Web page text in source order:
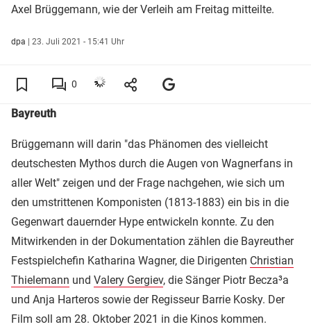
Axel Brüggemann, wie der Verleih am Freitag mitteilte.
dpa | 23. Juli 2021 - 15:41 Uhr
0
Bayreuth
Brüggemann will darin "das Phänomen des vielleicht
deutschesten Mythos durch die Augen von Wagnerfans in
aller Welt" zeigen und der Frage nachgehen, wie sich um
den umstrittenen Komponisten (1813-1883) ein bis in die
Gegenwart dauernder Hype entwickeln konnte. Zu den
Mitwirkenden in der Dokumentation zählen die Bayreuther
Festspielchefin Katharina Wagner, die Dirigenten Christian
Thielemann und Valery Gergiev, die Sänger Piotr Becza³a
und Anja Harteros sowie der Regisseur Barrie Kosky. Der
Film soll am 28. Oktober 2021 in die Kinos kommen.